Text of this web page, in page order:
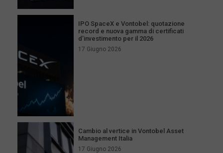
IPO SpaceX e Vontobel: quotazione
record e nuova gamma di certificati
d’investimento per il 2026
17 Giugno 2026
Cambio al vertice in Vontobel Asset
Management Italia
17 Giugno 2026